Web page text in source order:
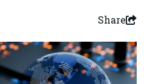
Share